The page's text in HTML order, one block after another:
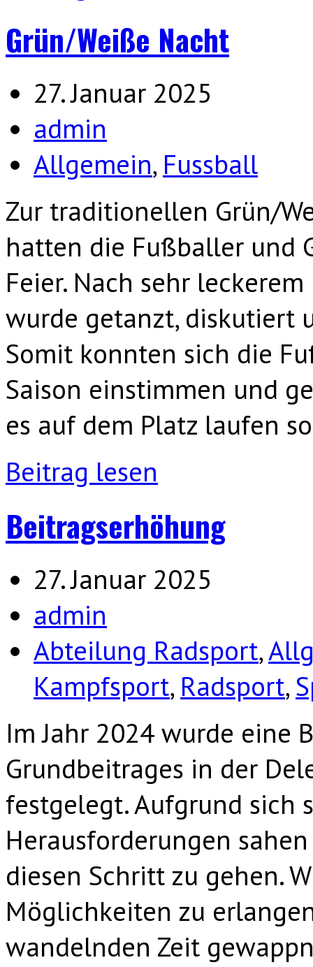
Grün/Weiße Nacht
27. Januar 2025
admin
Allgemein, Fussball
Zur traditionellen Grün/
hatten die Fußballer und
Feier. Nach sehr
wurde getanzt, diskutiert
Somit konnten sich die
Saison einstimmen und
es auf dem Platz laufen
Beitrag lesen
Beitragserhöhung
27. Januar 2025
admin
Abteilung Radsport,
Kampfsport, Radsport,
Im Jahr 2024 wurde eine
Grundbeitrages in der
festgelegt. Aufgrund sich
Herausforderungen
diesen Schritt zu gehen.
Möglichkeiten zu
wandelnden Zeit